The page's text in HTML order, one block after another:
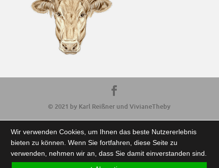
© 2021 by Karl Reißner und VivianeTheby
Wir verwenden Cookies, um Ihnen das beste Nutzererlebnis
bieten zu können. Wenn Sie fortfahren, diese Seite zu
verwenden, nehmen wir an, dass Sie damit einverstanden sind.